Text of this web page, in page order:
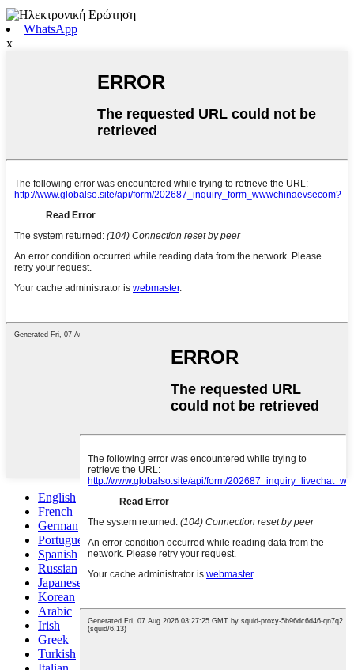
WhatsApp
x
English
French
German
Portuguese
Spanish
Russian
Japanese
Korean
Arabic
Irish
Greek
Turkish